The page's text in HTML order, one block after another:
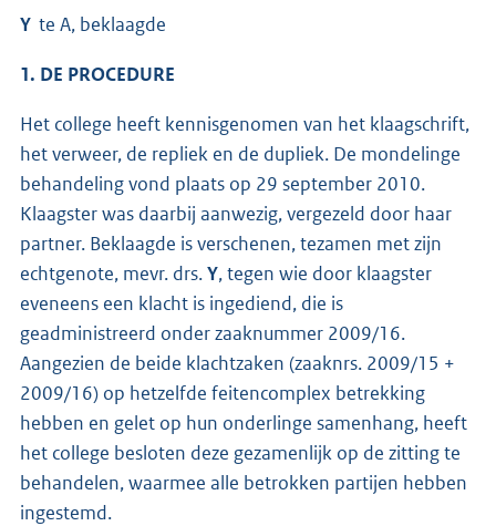
Y te A, beklaagde
1. DE PROCEDURE
Het college heeft kennisgenomen van het klaagschrift,
het verweer, de repliek en de dupliek. De mondelinge
behandeling vond plaats op 29 september 2010.
Klaagster was daarbij aanwezig, vergezeld door haar
partner. Beklaagde is verschenen, tezamen met zijn
echtgenote, mevr. drs.Y, tegen wie door klaagster
eveneens een klacht is ingediend, die is
geadministreerd onder zaaknummer 2009/16.
Aangezien de beide klachtzaken (zaaknrs. 2009/15 +
2009/16) op hetzelfde feitencomplex betrekking
hebben en gelet op hun onderlinge samenhang, heeft
het college besloten deze gezamenlijk op de zitting te
behandelen, waarmee alle betrokken partijen hebben
ingestemd.